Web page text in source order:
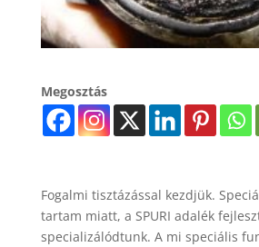
Megosztás
Fogalmi tisztázással kezdjük.
tartam miatt, a SPURI adalék
specializálódtunk. A mi speciális